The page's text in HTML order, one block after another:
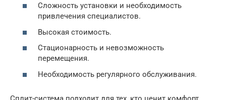
Сложность установки и необходимость
привлечения специалистов.
Высокая стоимость.
Стационарность и невозможность
перемещения.
Необходимость регулярного обслуживания.